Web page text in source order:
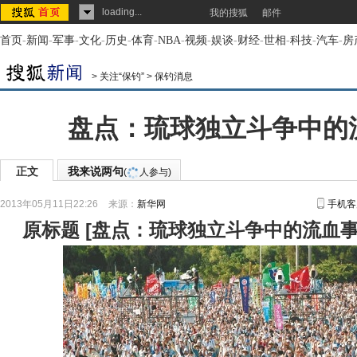
loading... 我的搜狐 邮件
首页-新闻-军事-文化-历史-体育-NBA-视频-娱谈-财经-世相-科技-汽车-房
> 关注“保钓” > 保钓消息
盘点：琉球独立斗争中的
正文 我来说两句( 人参与)
2013年05月11日22:26 来源： 新华网 手机
原标题 [盘点：琉球独立斗争中的流血